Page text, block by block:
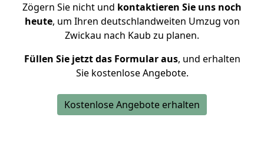
Zögern Sie nicht und kontaktieren Sie uns noch
heute, um Ihren deutschlandweiten Umzug von
Zwickau nach Kaub zu planen.
Füllen Sie jetzt das Formular aus, und erhalten
Sie kostenlose Angebote.
Kostenlose Angebote erhalten